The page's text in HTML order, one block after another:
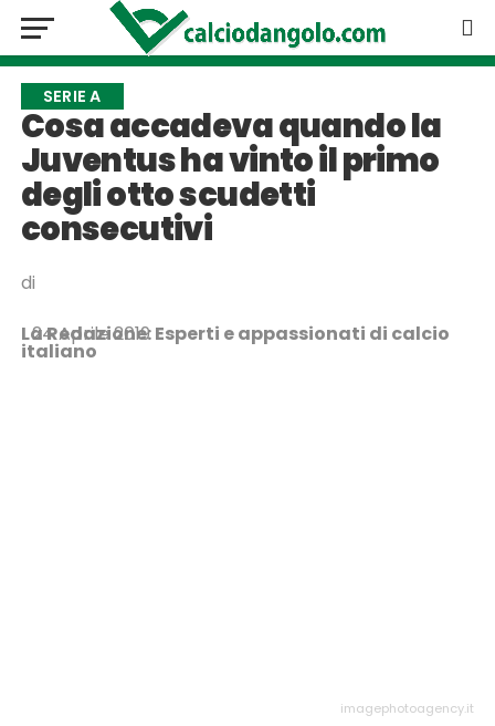
SERIE A
Cosa accadeva quando la
Juventus ha vinto il primo
degli otto scudetti
consecutivi
di
La Redazione: Esperti e appassionati di calcio
italiano
24 Aprile 2019
imagephotoagency.it